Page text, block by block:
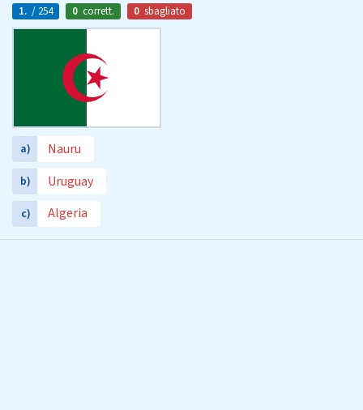
1. / 254 0 corrett. 0 sbagliato
a) Nauru
b) Uruguay
c) Algeria